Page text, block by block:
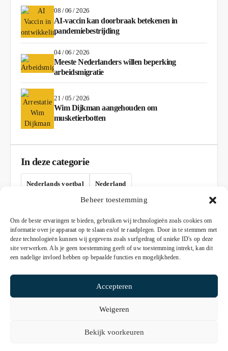
Beheer toestemming
Om de beste ervaringen te bieden, gebruiken wij technologieën zoals cookies om
informatie over je apparaat op te slaan en/of te raadplegen. Door in te stemmen met
deze technologieën kunnen wij gegevens zoals surfgedrag of unieke ID's op deze
site verwerken. Als je geen toestemming geeft of uw toestemming intrekt, kan dit
een nadelige invloed hebben op bepaalde functies en mogelijkheden.
Accepteren
Weigeren
Bekijk voorkeuren
08 / 06 / 2026
AI-vaccin kan doorbraak betekenen in
pandemiebestrijding
04 / 06 / 2026
Meeste Nederlanders willen beperking
arbeidsmigratie
21 / 05 / 2026
Wim Dijkman aangehouden om
musketierbotten
In deze categorie
Nederlands voetbal Nederland